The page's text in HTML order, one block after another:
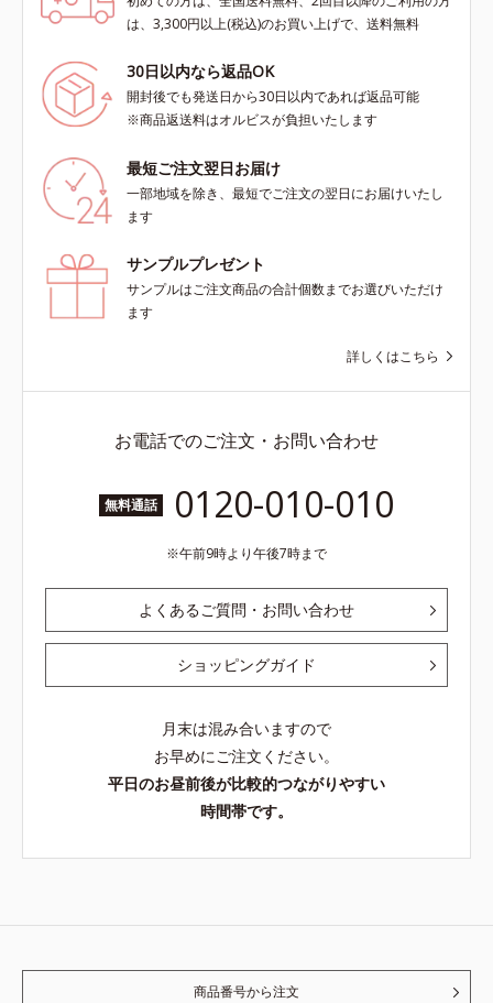
は、3,300円以上(税込)のお買い上げで、送料無料
30日以内なら返品OK
開封後でも発送日から30日以内であれば返品可能
※商品返送料はオルビスが負担いたします
最短ご注文翌日お届け
一部地域を除き、最短でご注文の翌日にお届けいたし
ます
サンプルプレゼント
サンプルはご注文商品の合計個数までお選びいただけ
ます
詳しくはこちら
お電話でのご注文・お問い合わせ
無料通話 0120-010-010
午前9時より午後7時まで
よくあるご質問・お問い合わせ
ショッピングガイド
月末は混み合いますので
お早めにご注文ください。
平日のお昼前後が比較的つながりやすい
時間帯です。
商品番号から注文